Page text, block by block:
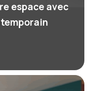
espace avec